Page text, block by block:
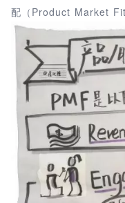
配（Product Market Fit